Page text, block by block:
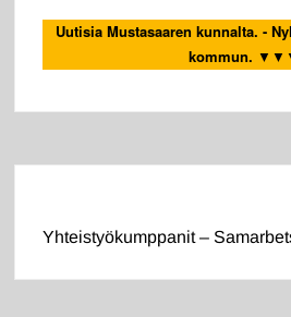
Uutisia Mustasaaren kunnalta. -
kommun.
Yhteistyökumppanit –